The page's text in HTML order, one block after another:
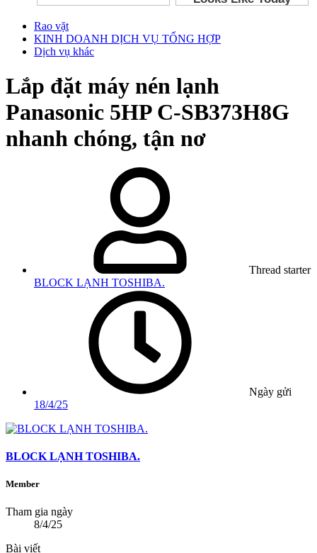
Rao vặt
KINH DOANH DỊCH VỤ TỔNG HỢP
Dịch vụ khác
Lắp đặt máy nén lạnh
Panasonic 5HP C-SB373H8G
nhanh chóng, tận nơ
Thread starter
BLOCK LẠNH TOSHIBA.
Ngày gửi
18/4/25
BLOCK LẠNH TOSHIBA.
Member
Tham gia ngày
8/4/25
Bài viết